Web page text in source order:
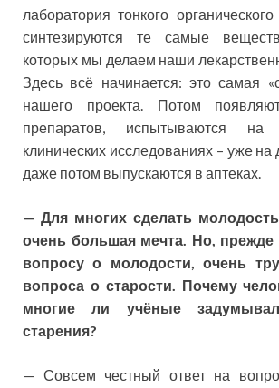
лаборатория тонкого
синтезируются те самые
которых мы делаем наши
Здесь всё начинается: это самая
нашего проекта. Потом
препаратов, испытываются
клинических исследованиях – уже на
даже потом выпускаются в аптеках.
— Для многих сделать
очень большая мечта. Но, прежде
вопросу о молодости, очень
вопроса о старости. Почему
многие ли учёные
старения?
— Совсем честный ответ на